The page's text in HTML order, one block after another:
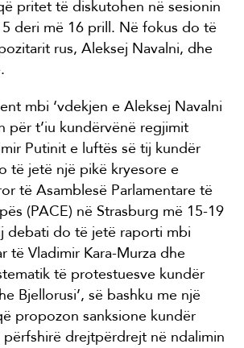
pritet të diskutohen në sesionin
deri më 16 prill. Në fokus do të
rus, Aleksej Navalni, dhe
mbi ‘vdekjen e Aleksej Navalni
për t’iu kundërvënë regjimit
Putinit e luftës së tij kundër
të jetë një pikë kryesore e
të Asamblesë Parlamentare të
(PACE) në Strasburg më 15-19
debati do të jetë raporti mbi
të Vladimir Kara-Murza dhe
të protestuesve kundër
Bjellorusi’, së bashku me një
propozon sanksione kundër
drejtpërdrejt në ndalimin